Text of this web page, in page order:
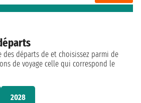
des départs de et choisissez parmi de
de voyage celle qui correspond le
2028